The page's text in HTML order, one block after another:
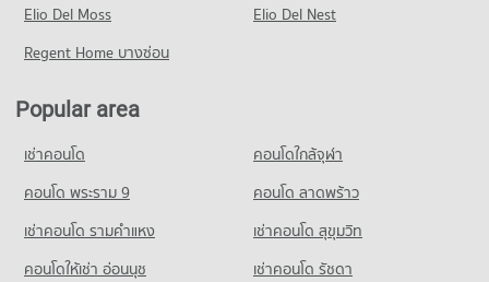
Elio Del Moss
Elio Del Nest
Regent Home บางซ่อน
Popular area
เช่าคอนโด
คอนโดใกล้จุฬา
คอนโด พระราม 9
คอนโด ลาดพร้าว
เช่าคอนโด รามคําแหง
เช่าคอนโด สุขุมวิท
คอนโดให้เช่า อ่อนนุช
เช่าคอนโด รัชดา